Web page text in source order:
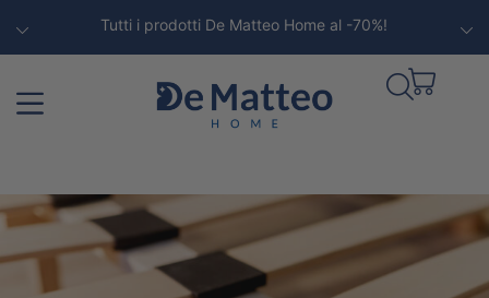
Tutti i prodotti De Matteo Home al -70%!